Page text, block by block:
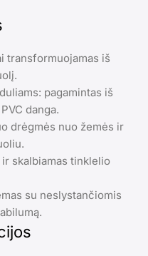
transformuojamas iš
pagamintas iš
danga.
drėgmės nuo žemės ir
skalbiamas tinklelio
su neslystančiomis